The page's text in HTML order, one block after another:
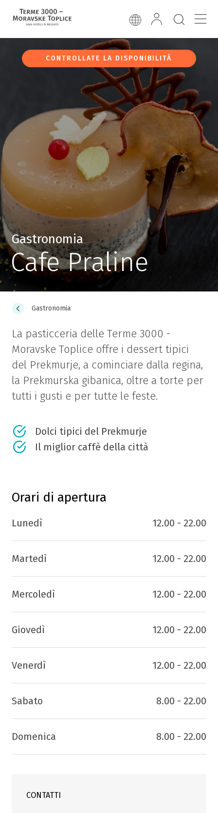
CONTROLLATE LA DISPONIBILITÀ
Gastronomia
Cafe Praline
Gastronomia
La pasticceria delle Terme 3000 -
Moravske Toplice offre i dessert tipici
del Prekmurje, a cominciare dalla regina,
la Prekmurska gibanica, oltre a torte per
tutti i gusti e per tutte le feste.
Dolci tipici del Prekmurje
Il miglior caffè della città
Orari di apertura
Lunedì 12.00 - 22.00
Martedì 12.00 - 22.00
Mercoledì 12.00 - 22.00
Giovedì 12.00 - 22.00
Venerdì 12.00 - 22.00
Sabato 8.00 - 22.00
Domenica 8.00 - 22.00
CONTATTI